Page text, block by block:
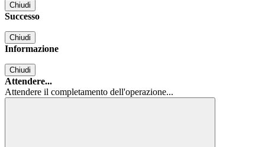
Chiudi
Successo
Chiudi
Informazione
Chiudi
Attendere...
Attendere il completamento dell'operazione...